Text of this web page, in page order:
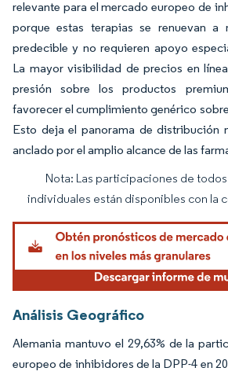
relevante para el mercado europeo de
porque estas terapias se renuevan a
predecible y no requieren apoyo
La mayor visibilidad de precios en
presión sobre los productos
favorecer el cumplimiento genérico
Esto deja el panorama de distribución
anclado por el amplio alcance de las
Imagen © Mordor Intelligence. El uso requiere
Nota: Las participaciones de
individuales están disponibles con la
Análisis Geográfico
Alemania mantuvo el 29,63% de la
europeo de inhibidores de la DPP-4 en